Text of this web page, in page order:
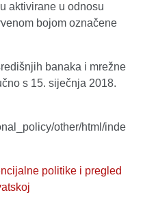
aktivirane u odnosu
bojom označene
banaka i mrežne
s 15. siječnja 2018.
other/html/inde
politike i pregled